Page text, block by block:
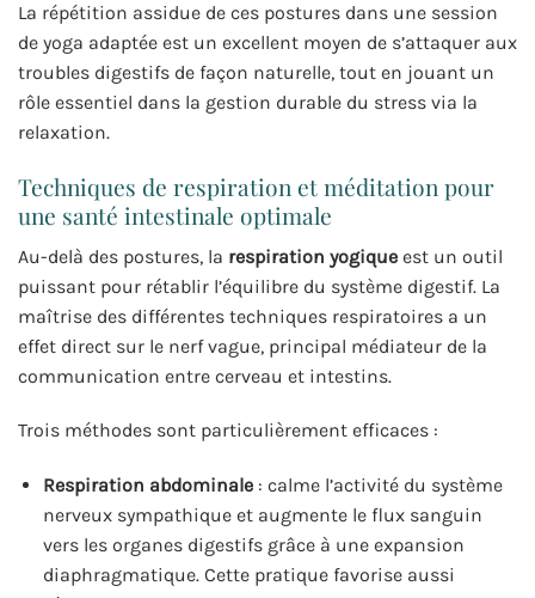
La répétition assidue de ces postures dans une session
de yoga adaptée est un excellent moyen de s’attaquer aux
troubles digestifs de façon naturelle, tout en jouant un
rôle essentiel dans la gestion durable du stress via la
relaxation.
Techniques de respiration et méditation pour
une santé intestinale optimale
Au-delà des postures, la respiration yogique est un outil
puissant pour rétablir l’équilibre du système digestif. La
maîtrise des différentes techniques respiratoires a un
effet direct sur le nerf vague, principal médiateur de la
communication entre cerveau et intestins.
Trois méthodes sont particulièrement efficaces :
Respiration abdominale: calme l’activité du système
nerveux sympathique et augmente le flux sanguin
vers les organes digestifs grâce à une expansion
diaphragmatique. Cette pratique favorise aussi